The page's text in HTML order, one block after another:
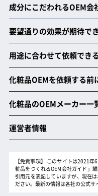
成分にこだわれるOEM会
要望通りの効果が期待で
用途に合わせて依頼でき
化粧品OEMを依頼する前
化粧品のOEMメーカー一
運営者情報
【免責事項】 このサイトは2021年
粧品をつくれるOEM会社ガイド」
引用元を表記していますが、現在
ださい。最新の情報は各社の公式サ